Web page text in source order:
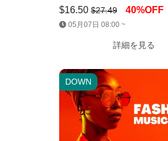
$16.50 $27.49 40%OFF
05月07日 08:00 ~
詳細を見る
DOWN
Jump AssetStore